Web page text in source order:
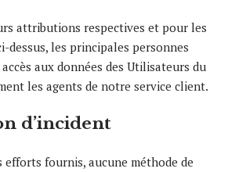
attributions respectives et pour les
dessus, les principales personnes
aux données des Utilisateurs du
les agents de notre service client.
d’incident
efforts fournis, aucune méthode de